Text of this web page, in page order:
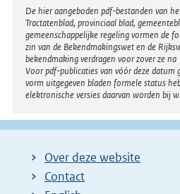
Disclaimer
De hier aangeboden pdf-bestanden van
Tractatenblad, provinciaal blad,
gemeenschappelijke regeling vormen de
zin van de Bekendmakingswet en de
bekendmaking verdragen voor zover ze
Voor pdf-publicaties van vóór deze datum
vorm uitgegeven bladen formele status
elektronische versies daarvan worden bij
Over deze website
Contact